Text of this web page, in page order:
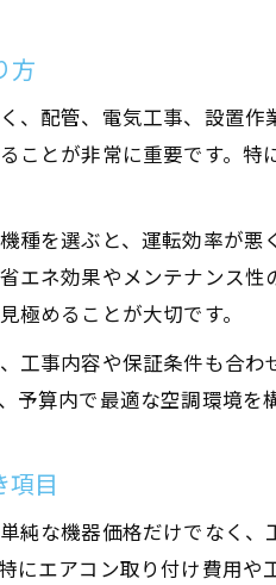
方
、配管、電気工事、設置
ことが非常に重要です。
種を選ぶと、運転効率が
エネ効果やメンテナンス
極めることが大切です。
工事内容や保証条件も合
算内で最適な空調環境を
項目
純な機器価格だけでなく
にエアコン取り付け費用